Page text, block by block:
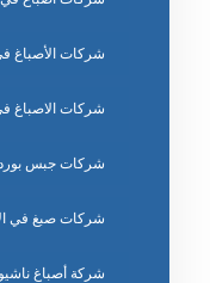
شركات الأصباغ
شركات الاصباغ
شركات جبس بورد
شركات صبغ في
شركة أصباغ